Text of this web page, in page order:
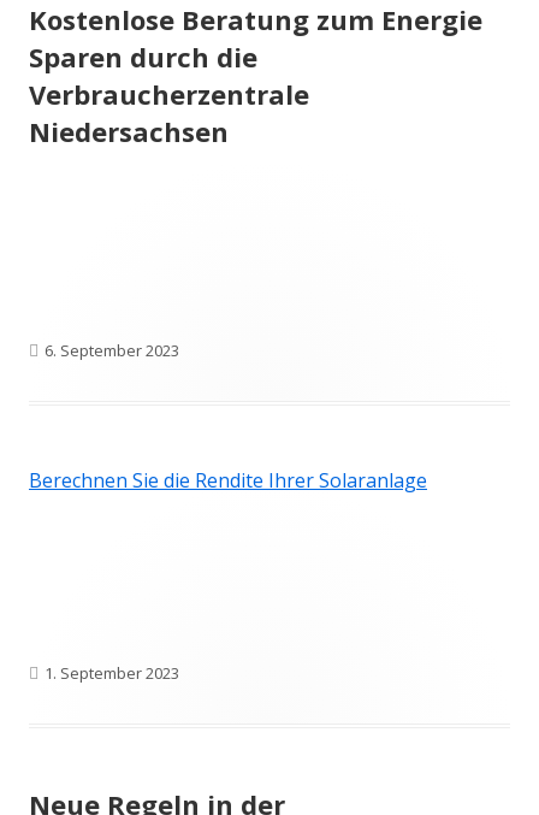
Kostenlose Beratung zum Energie
Sparen durch die
Verbraucherzentrale
Niedersachsen
Veröffentlicht
6. September 2023
Berechnen Sie die Rendite Ihrer Solar­anlage
Veröffentlicht
1. September 2023
Neue Regeln in der